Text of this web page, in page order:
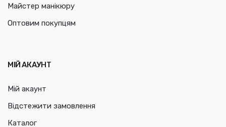
Майстер манікюру
Оптовим покупцям
МІЙ АКАУНТ
Мій акаунт
Відстежити замовлення
Каталог